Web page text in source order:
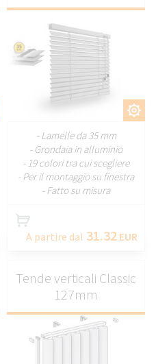
- Lamelle da 35 mm
- Grondaia in alluminio
- 19 colori tra cui scegliere
- Per il montaggio su finestra
- Fatto su misura
A partire dal 31.32 EUR
Tende verticali Classic
127mm